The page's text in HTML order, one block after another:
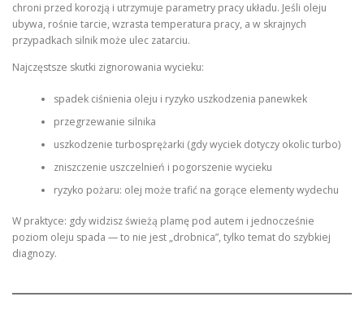
chroni przed korozją i utrzymuje parametry pracy układu. Jeśli oleju
ubywa, rośnie tarcie, wzrasta temperatura pracy, a w skrajnych
przypadkach silnik może ulec zatarciu.
Najczęstsze skutki zignorowania wycieku:
spadek ciśnienia oleju i ryzyko uszkodzenia panewkek
przegrzewanie silnika
uszkodzenie turbosprężarki (gdy wyciek dotyczy okolic turbo)
zniszczenie uszczelnień i pogorszenie wycieku
ryzyko pożaru: olej może trafić na gorące elementy wydechu
W praktyce: gdy widzisz świeżą plamę pod autem i jednocześnie
poziom oleju spada — to nie jest „drobnica”, tylko temat do szybkiej
diagnozy.